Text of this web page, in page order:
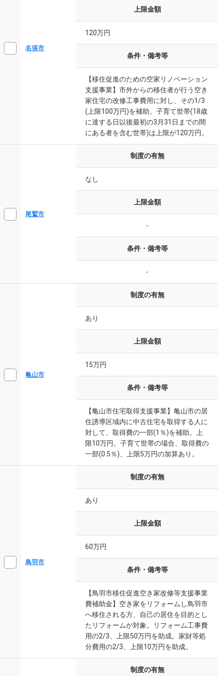
名張市
上限金額
120万円
条件・備考等
【移住促進のための空家リノベーション
支援事業】市外からの移住者が行う空き
家住宅の改修工事費用に対し、その1/3
(上限100万円)を補助。子育て世帯(18歳
に達する日以後最初の3月31日までの間
にある者を含む世帯)は上限が120万円。
尾鷲市
制度の有無
なし
上限金額
-
条件・備考等
-
亀山市
制度の有無
あり
上限金額
15万円
条件・備考等
【亀山市住宅取得支援事業】亀山市の居
住誘導区域内に中古住宅を取得する人に
対して、取得費の一部(1％)を補助。上
限10万円。子育て世帯の場合、取得費の
一部(0.5％)、上限5万円の加算あり。
鳥羽市
制度の有無
あり
上限金額
60万円
条件・備考等
【鳥羽市移住促進空き家改修等支援事業
費補助金】空き家をリフォームし鳥羽市
へ移住される方、自己の居住を目的とし
たリフォームが対象。リフォーム工事費
用の2/3、上限50万円を助成。家財等処
分費用の2/3、上限10万円を助成。
制度の有無